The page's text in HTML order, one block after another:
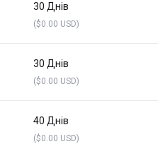
30 Днів
($0.00 USD)
30 Днів
($0.00 USD)
40 Днів
($0.00 USD)